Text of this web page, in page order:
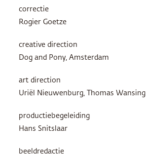
correctie
Rogier Goetze
creative direction
Dog and Pony, Amsterdam
art direction
Uriël Nieuwenburg, Thomas Wansing
productiebegeleiding
Hans Snitslaar
beeldredactie